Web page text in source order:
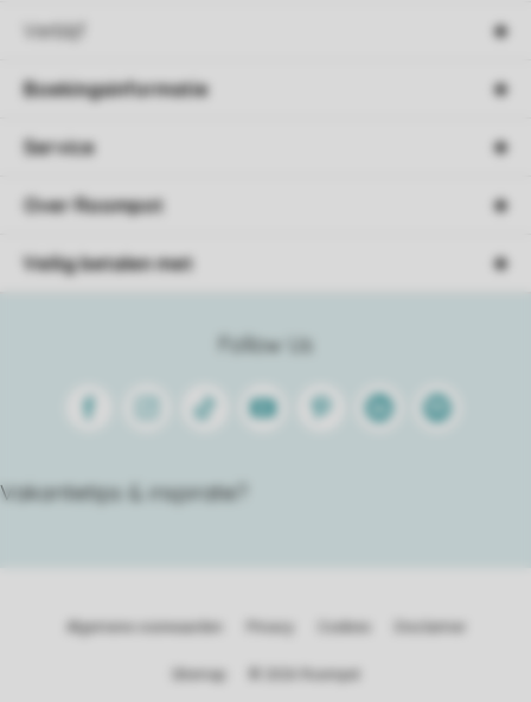
Verblijf
Follow Us
FacebookInstagram
Tiktok Youtube PinterestLinkedinSpotify
Vakantietips & inspiratie?
Boekingsinformatie
Service
Over Roompot
Veilig betalen met
Algemene voorwaarden
Sitemap